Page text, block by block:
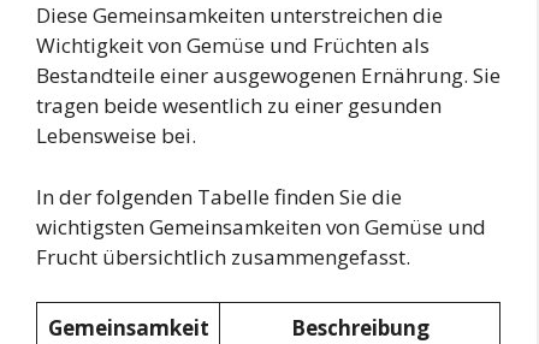
Diese Gemeinsamkeiten unterstreichen die
Wichtigkeit von Gemüse und Früchten als
Bestandteile einer ausgewogenen Ernährung. Sie
tragen beide wesentlich zu einer gesunden
Lebensweise bei.
In der folgenden Tabelle finden Sie die
wichtigsten Gemeinsamkeiten von Gemüse und
Frucht übersichtlich zusammengefasst.
Gemeinsamkeit Beschreibung